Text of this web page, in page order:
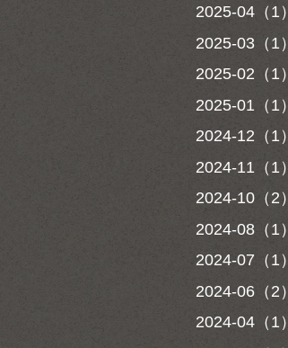
2025-04（1）
2025-03（1）
2025-02（1）
2025-01（1）
2024-12（1）
2024-11（1）
2024-10（2）
2024-08（1）
2024-07（1）
2024-06（2）
2024-04（1）